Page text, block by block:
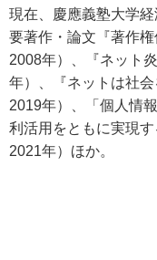
現在、慶應義塾大学
要著作・論文『著作権
2008年）、『ネット
年）、『ネットは社
2019年）、「個人情
利活用をともに実現
2021年）ほか。